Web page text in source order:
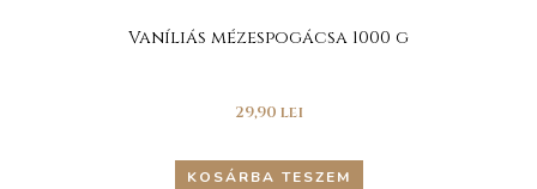
Vaníliás mézespogácsa 1000 g
29,90 lei
KOSÁRBA TESZEM